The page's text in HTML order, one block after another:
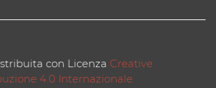
con Licenza Creative
4.0 Internazionale